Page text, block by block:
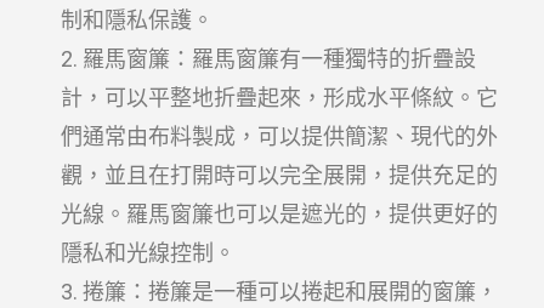
制和隱私保護。
羅馬窗簾：羅馬窗簾有一種獨特的折疊設
計，可以平整地折疊起來，形成水平條紋。它
們通常由布料製成，可以提供簡潔、現代的外
觀，並且在打開時可以完全展開，提供充足的
光線。羅馬窗簾也可以是遮光的，提供更好的
隱私和光線控制。
捲簾：捲簾是一種可以捲起和展開的窗簾，